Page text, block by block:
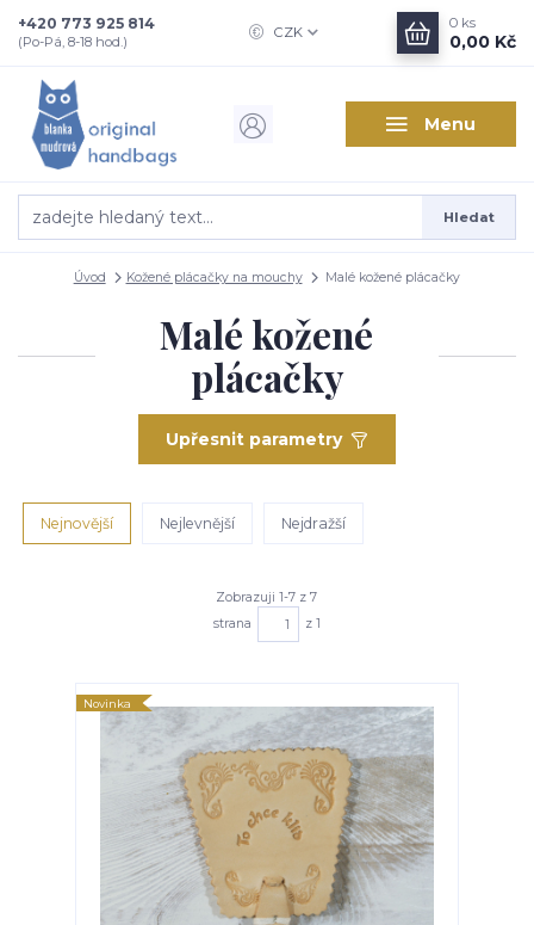
Menu
CZK
Hledat
+420 773 925 814
(Po-Pá, 8-18 hod.)
0 ks
0,00 Kč
Úvod Kožené plácačky na mouchy Malé kožené plácačky
Malé kožené
plácačky
Upřesnit parametry
Nejnovější Nejlevnější Nejdražší
Zobrazuji 1-7 z 7
strana
z 1
Novinka